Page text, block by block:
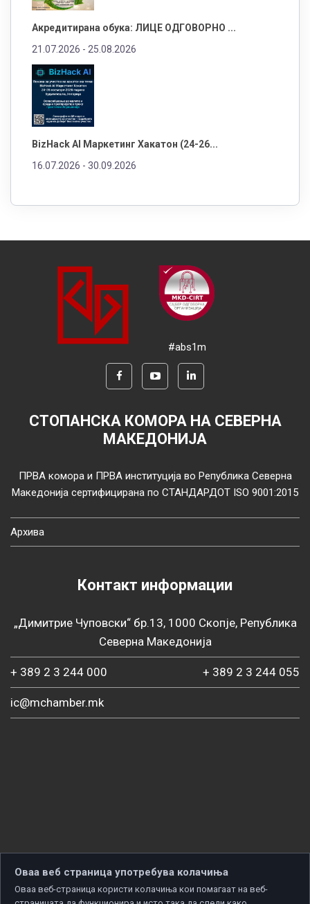
Акредитирана обука: ЛИЦЕ ОДГОВОРНО ...
21.07.2026 - 25.08.2026
BizHack AI Маркетинг Хакатон (24-26...
16.07.2026 - 30.09.2026
#abs1m
СТОПАНСКА КОМОРА НА СЕВЕРНА
МАКЕДОНИЈА
ПРВА комора и ПРВА институција во Република Северна
Македонија сертифицирана по СТАНДАРДОТ ISO 9001:2015
Архива
Контакт информации
„Димитрие Чуповски“ бр.13, 1000 Скопје, Република
Северна Македонија
+ 389 2 3 244 000 + 389 2 3 244 055
ic@mchamber.mk
Оваа веб страница употребува колачиња
Оваа веб-страница користи колачиња кои помагаат на веб-